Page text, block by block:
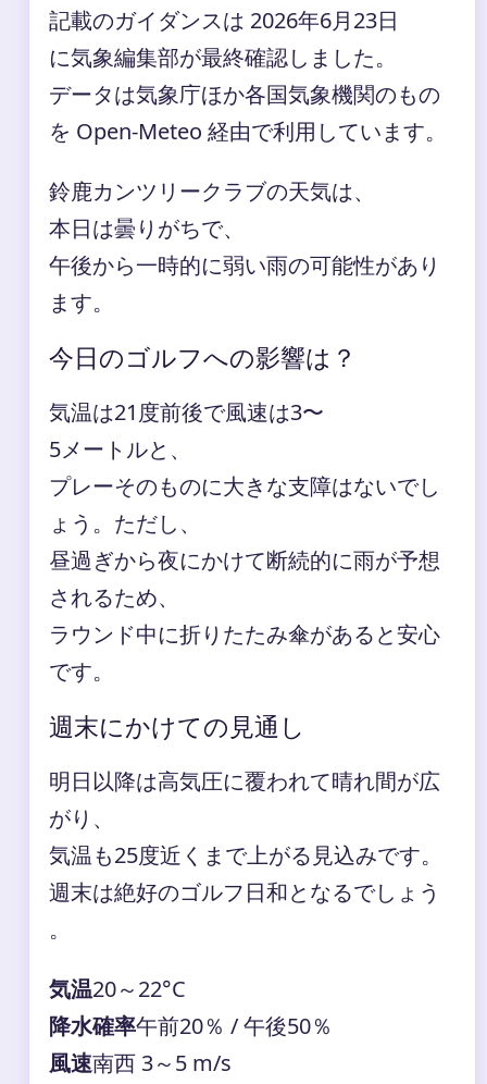
記載のガイダンスは 2026年6月23日
に気象編集部が最終確認しました。
データは気象庁ほか各国気象機関のもの
を Open-Meteo 経由で利用しています。
鈴鹿カンツリークラブの天気は、
本日は曇りがちで、
午後から一時的に弱い雨の可能性があり
ます。
今日のゴルフへの影響は？
気温は21度前後で風速は3〜
5メートルと、
プレーそのものに大きな支障はないでし
ょう。ただし、
昼過ぎから夜にかけて断続的に雨が予想
されるため、
ラウンド中に折りたたみ傘があると安心
です。
週末にかけての見通し
明日以降は高気圧に覆われて晴れ間が広
がり、
気温も25度近くまで上がる見込みです。
週末は絶好のゴルフ日和となるでしょう
。
気温20～22°C
降水確率午前20％ / 午後50％
風速南西 3～5 m/s